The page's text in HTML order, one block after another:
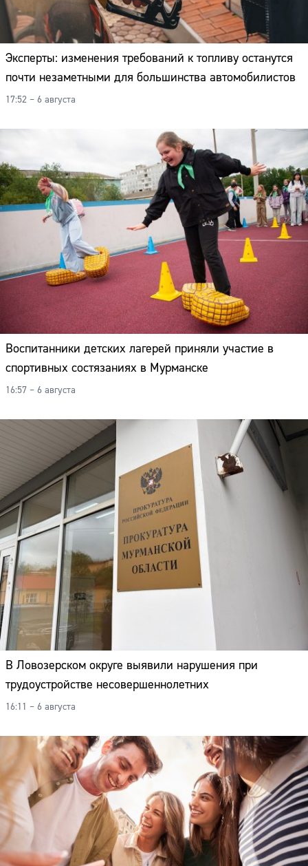
Эксперты: изменения требований к топливу останутся
почти незаметными для большинства автомобилистов
17:52 – 6 августа
Воспитанники детских лагерей приняли участие в
спортивных состязаниях в Мурманске
16:57 – 6 августа
В Ловозерском округе выявили нарушения при
трудоустройстве несовершеннолетних
16:11 – 6 августа